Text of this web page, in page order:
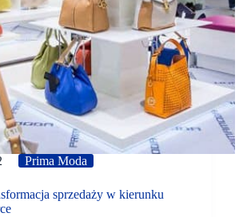
Prima Moda
sprzedaży w kierunku